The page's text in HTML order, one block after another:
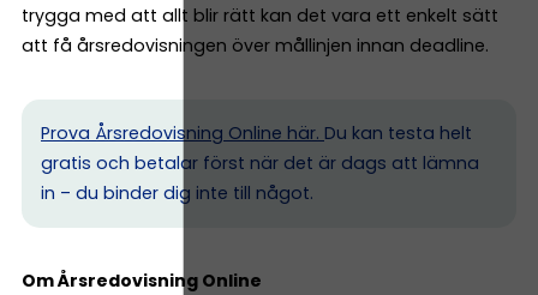
trygga med att allt blir rätt kan det vara ett enkelt sätt
att få årsredovisningen över mållinjen innan deadline.
Prova Årsredovisning Online här. Du kan testa helt
gratis och betalar först när det är dags att lämna
in – du binder dig inte till något.
Om Årsredovisning Online